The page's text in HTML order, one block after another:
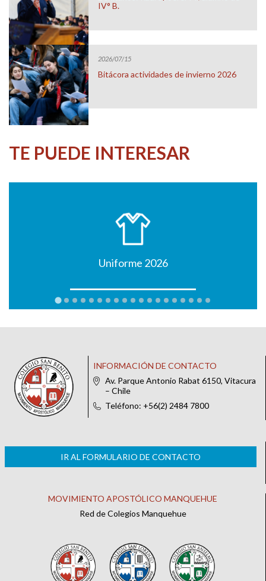
IV° B.
2026/07/15
Bitácora actividades de invierno 2026
TE PUEDE INTERESAR
Uniforme 2026
INFORMACIÓN DE CONTACTO
Av. Parque Antonio Rabat 6150, Vitacura
– Chile
Teléfono: +56(2) 2484 7800
IR AL FORMULARIO DE CONTACTO
MOVIMIENTO APOSTÓLICO MANQUEHUE
Red de Colegios Manquehue